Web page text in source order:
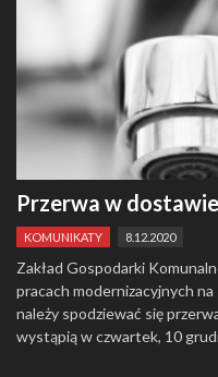
Przerwa w
KOMUNIKATY 8.12.2020
Zakład Gospodarki
pracach modernizacyjnych
należy spodziewać się
wystąpią w czwartek, 10